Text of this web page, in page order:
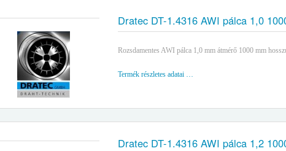
Dratec DT-1.4316 AWI pálca 1,0
Rozsdamentes AWI pálca 1,0 mm átmérő 1000 mm
Termék részletes adatai …
Dratec DT-1.4316 AWI pálca 1,2